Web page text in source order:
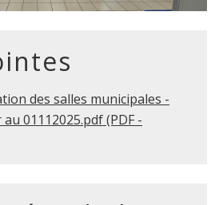
des salles municipales -
01112025.pdf (PDF -